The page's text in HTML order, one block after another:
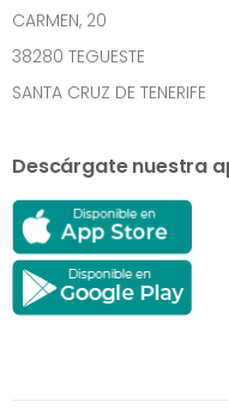
CARMEN, 20
38280 TEGUESTE
SANTA CRUZ DE TENERIFE
Descárgate nuestra